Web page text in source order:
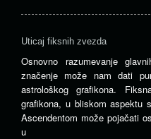
Uticaj fiksnih zvezda
Osnovno razumevanje
značenje može nam dati
astrološkog grafikona.
grafikona, u bliskom aspektu
Ascendentom može pojačati
u